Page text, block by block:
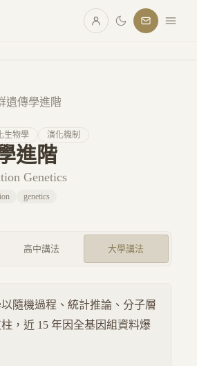
遺傳學進階
生物學 演化機制
進階
Genetics
genetics
高中講法 大學講法
隨機過程、統計推論、分子層
，近 15 年因全基因組資料爆